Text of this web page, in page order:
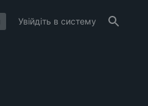
Увійдіть в систему